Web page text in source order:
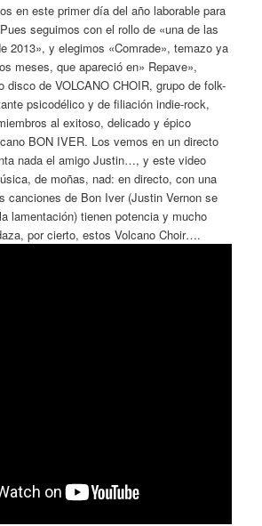
en este primer día del año laborable para
seguimos con el rollo de «una de las
2013», y elegimos «Comrade», temazo ya
meses, que apareció en» Repave»,
disco de VOLCANO CHOIR, grupo de folk-
psicodélico y de filiación indie-rock,
al exitoso, delicado y épico
BON IVER. Los vemos en un directo
nada el amigo Justin…, y este video
de moñas, nad: en directo, con una
canciones de Bon Iver (Justin Vernon se
lamentación) tienen potencia y mucho
por cierto, estos Volcano Choir….